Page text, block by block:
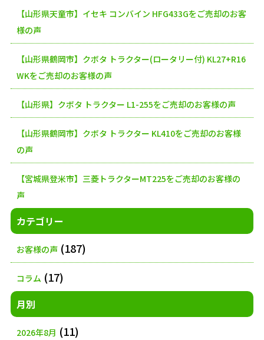
ペ
ー
ジ
送
り
【山形県天童市】イセキ コンバイン HFG433Gをご売却のお客
様の声
【山形県鶴岡市】クボタ トラクター(ロータリー付) KL27+R16
WKをご売却のお客様の声
【山形県】クボタ トラクター L1-255をご売却のお客様の声
【山形県鶴岡市】クボタ トラクター KL410をご売却のお客様
の声
【宮城県登米市】三菱トラクターMT225をご売却のお客様の
声
カテゴリー
お客様の声(187)
コラム (17)
月別
2026年8月 (11)